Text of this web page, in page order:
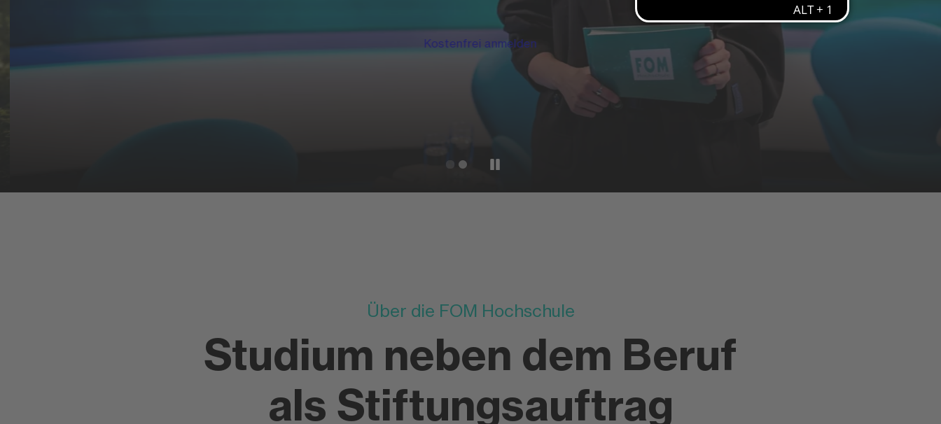
Kostenfrei anmelden
Über die FOM Hochschule
Studium neben dem Beruf
als Stiftungsauftrag